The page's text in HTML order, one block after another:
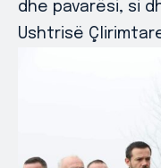
dhe pavarësi, si
Ushtrisë